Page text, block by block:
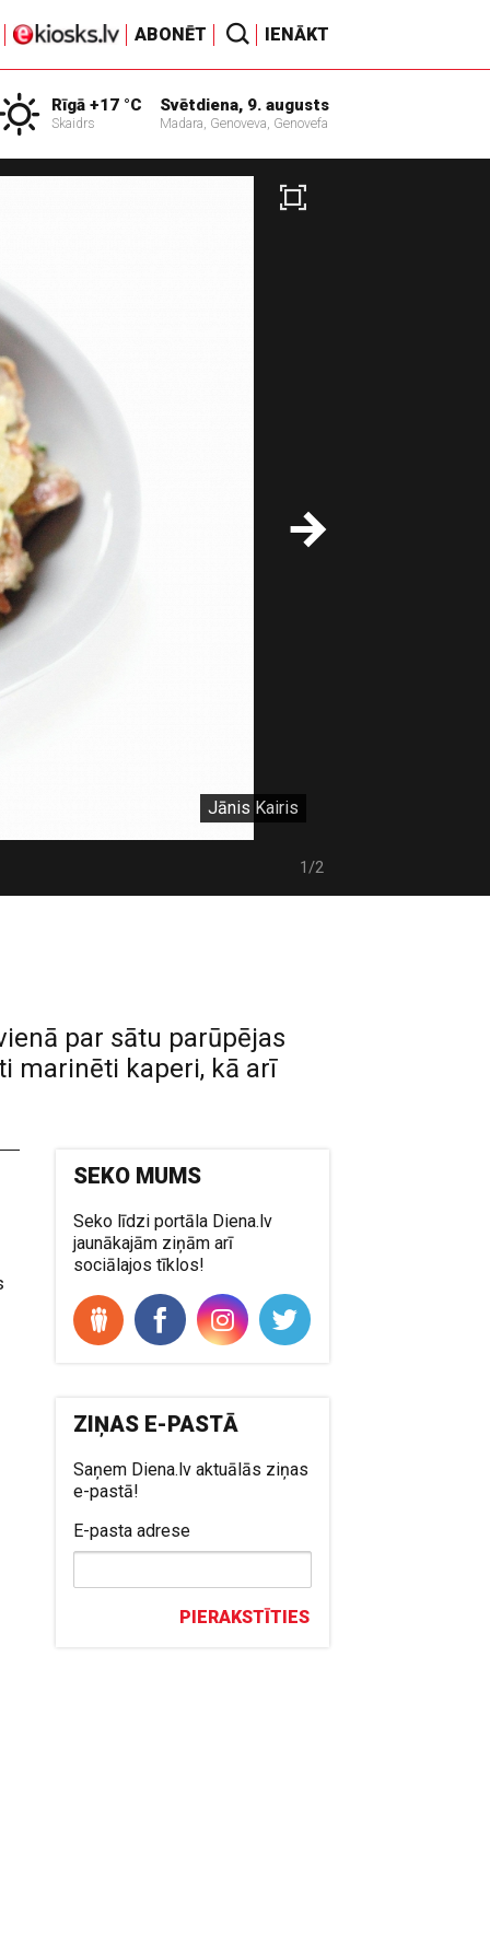
ABONĒT IENĀKT
Rīgā +17 °C
Skaidrs
Svētdiena, 9. augusts
Madara, Genoveva, Genovefa
Jānis Kairis
1/2
par sātu parūpējas
marinēti kaperi, kā arī
SEKO MUMS
Seko līdzi portāla Diena.lv
jaunākajām ziņām arī
sociālajos tīklos!
ZIŅAS E-PASTĀ
Saņem Diena.lv aktuālās ziņas
e-pastā!
E-pasta adrese
PIERAKSTĪTIES